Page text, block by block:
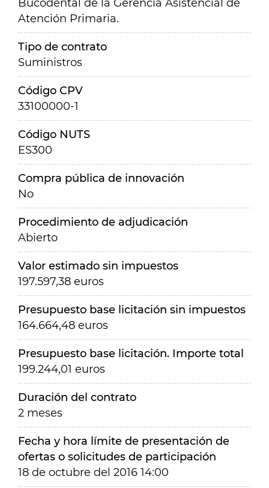
Bucodental de la Gerencia Asistencial de
Atención Primaria.
Tipo de contrato
Suministros
Código CPV
33100000-1
Código NUTS
ES300
Compra pública de innovación
No
Procedimiento de adjudicación
Abierto
Valor estimado sin impuestos
197.597,38 euros
Presupuesto base licitación sin impuestos
164.664,48 euros
Presupuesto base licitación. Importe total
199.244,01 euros
Duración del contrato
2 meses
Fecha y hora límite de presentación de
ofertas o solicitudes de participación
18 de octubre del 2016 14:00